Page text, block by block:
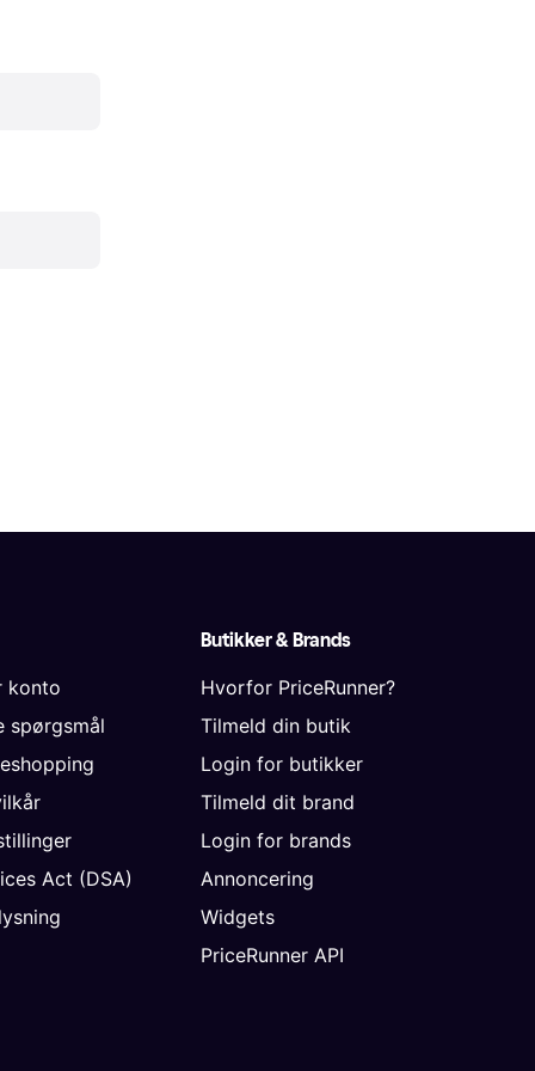
konto
spørgsmål
Act (DSA)
Butikker & Brands
Hvorfor PriceRunner?
Tilmeld din butik
Login for butikker
Tilmeld dit brand
Login for brands
Annoncering
Widgets
PriceRunner API